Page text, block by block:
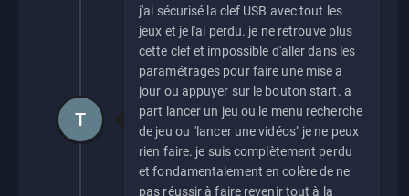
j'ai sécurisé la clef USB avec tout les
jeux et je l'ai perdu. je ne retrouve plus
cette clef et impossible d'aller dans les
paramétrages pour faire une mise a
jour ou appuyer sur le bouton start. a
part lancer un jeu ou le menu recherche
de jeu ou "lancer une vidéos" je ne peux
rien faire. je suis complètement perdu
et fondamentalement en colère de ne
pas réussir à faire revenir tout à la
T